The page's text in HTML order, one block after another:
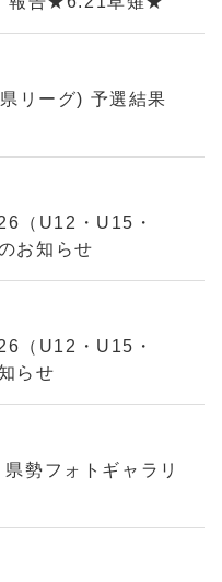
リーグ) 予選結果
（U12・U15・
お知らせ
（U12・U15・
らせ
勢フォトギャラリ